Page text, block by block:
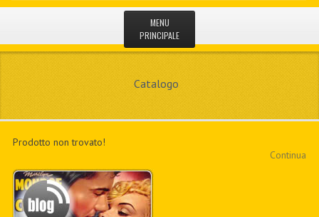
MENU
PRINCIPALE
NUOVI
IL MIO CONTO
PDF BOOKS
CUSTOM PDF
Catalogo
Prodotto non trovato!
Continua